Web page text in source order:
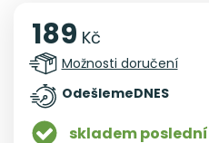
189 Kč
Možnosti doručení
OdešlemeDNES
skladem poslední